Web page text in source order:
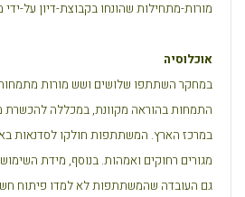
מורות-מתחילות שהונחו בקבוצת-דיון על-ידי
אוכלוסיה
במחקר השתתפו שלושים ושש מורות
התמחות בהוראה מקוונת, במכללה להכשרת
במרכז הארץ. המשתתפות חולקו לסדנאות
מגורים רחוקים ואמהות. בנוסף, מידת
גם העובדה שהמשתתפות לא למדו פיתוח